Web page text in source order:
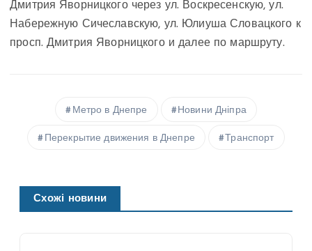
Дмитрия Яворницкого через ул. Воскресенскую, ул.
Набережную Сичеславскую, ул. Юлиуша Словацкого к
просп. Дмитрия Яворницкого и далее по маршруту.
Метро в Днепре Новини Дніпра
Перекрытие движения в Днепре Транспорт
Схожі новини